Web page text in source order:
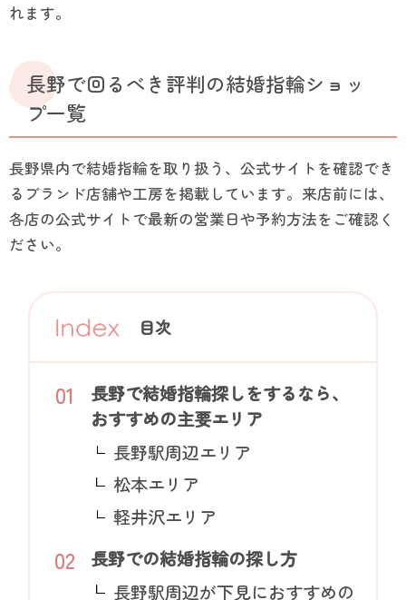
れます。
長野で回るべき評判の結婚指輪ショッ
プ一覧
長野県内で結婚指輪を取り扱う、公式サイトを確認でき
るブランド店舗や工房を掲載しています。来店前には、
各店の公式サイトで最新の営業日や予約方法をご確認く
ださい。
目次
長野で結婚指輪探しをするなら、
おすすめの主要エリア
長野駅周辺エリア
松本エリア
軽井沢エリア
長野での結婚指輪の探し方
長野駅周辺が下見におすすめの